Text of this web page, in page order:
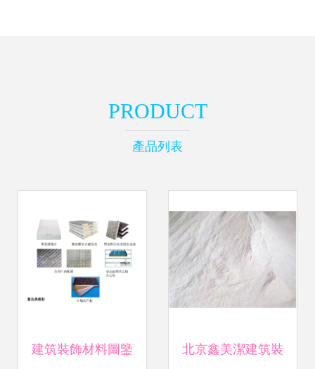
PRODUCT
產品列表
建筑裝飾材料圖鑒 北京鑫美潔建筑裝